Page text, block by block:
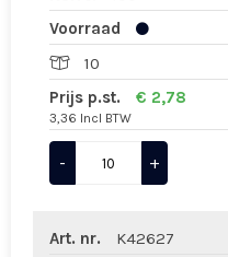
Voorraad
10
Prijs p.st.
€ 2,78
3,36 Incl BTW
- +
Art. nr.
K42627